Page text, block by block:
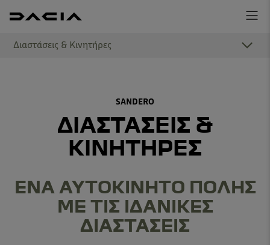
Διαστάσεις & Κινητήρες
SANDERO
ΔΙΑΣΤΑΣΕΙΣ &
ΚΙΝΗΤΗΡΕΣ
ΕΝΑ ΑΥΤΟΚΙΝΗΤΟ ΠΟΛΗΣ
ΜΕ ΤΙΣ ΙΔΑΝΙΚΕΣ
ΔΙΑΣΤΑΣΕΙΣ